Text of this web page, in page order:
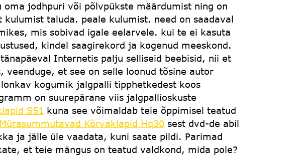
jodhpuri või põlvpükste määrdumist ning on
taluda. peale kulumist. need on saadaval
mis sobivad igale eelarvele. kui te ei kasuta
kindel saagirekord ja kogenud meeskond.
Internetis palju selliseid beebisid, nii et
et see on selle loonud tõsine autor
kogumik jalgpalli tipphetkedest koos
on suurepärane viis jalgpallioskuste
S51 kuna see võimaldab teie õppimisel teatud
Kõrvaklapid Hq30 sest dvd-de abil
ja jälle üle vaadata, kuni saate pildi. Parimad
et teie mängus on teatud valdkond, mida pole?